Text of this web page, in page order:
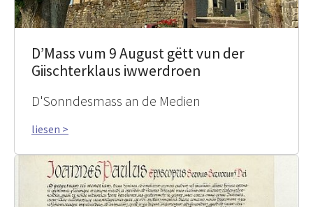
D’Mass vum 9 August gëtt vun der
Giischterklaus iwwerdroen
D'Sonndesmass an de Medien
liesen >